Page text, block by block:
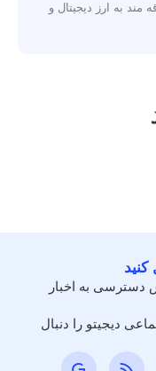
مند به ارز دیجیتال و
دسترسی به اخبار
دیجیتو را دنبال